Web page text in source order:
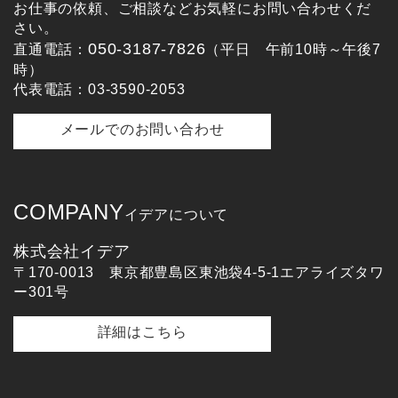
お仕事の依頼、ご相談などお気軽にお問い合わせくだ
さい。
直通電話： 050-3187-7826 （平日 午前10時～午後7
時）
代表電話：03-3590-2053
メールでのお問い合わせ
COMPANYイデアについて
株式会社イデア
〒170-0013 東京都豊島区東池袋4-5-1エアライズタワ
ー301号
詳細はこちら